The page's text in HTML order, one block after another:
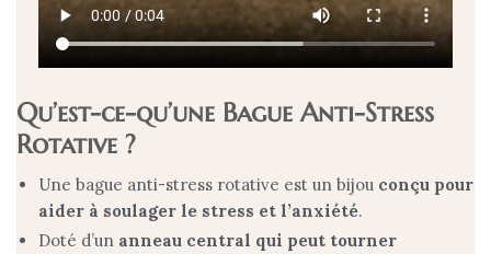
Qu’est-ce-qu’une Bague Anti-Stress
Rotative ?
Une bague anti-stress rotative est un bijou conçu pour
aider à soulager le stress et l’anxiété.
Doté d’un anneau central qui peut tourner